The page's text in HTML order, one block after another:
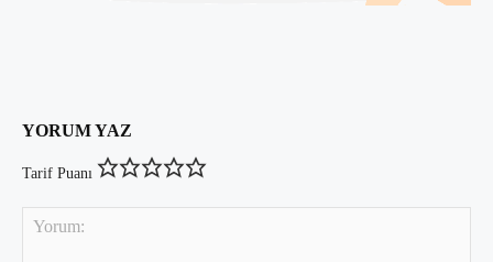
YORUM YAZ
Tarif Puanı